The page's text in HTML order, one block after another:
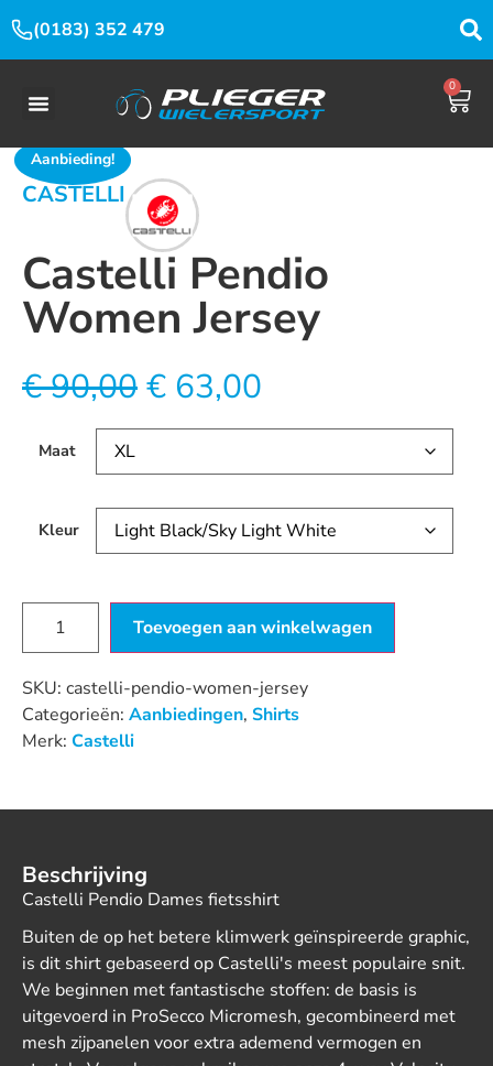
(0183) 352 479
0
Aanbieding!
CASTELLI
Castelli Pendio
Women Jersey
€90,00€ 63,00
Maat
Kleur
Toevoegen aan winkelwagen
SKU: castelli-pendio-women-jersey
Categorieën: Aanbiedingen, Shirts
Merk: Castelli
Beschrijving
Castelli Pendio Dames fietsshirt
Buiten de op het betere klimwerk geïnspireerde graphic,
is dit shirt gebaseerd op Castelli's meest populaire snit.
We beginnen met fantastische stoffen: de basis is
uitgevoerd in ProSecco Micromesh, gecombineerd met
mesh zijpanelen voor extra ademend vermogen en